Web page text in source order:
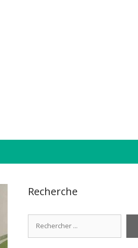
Recherche